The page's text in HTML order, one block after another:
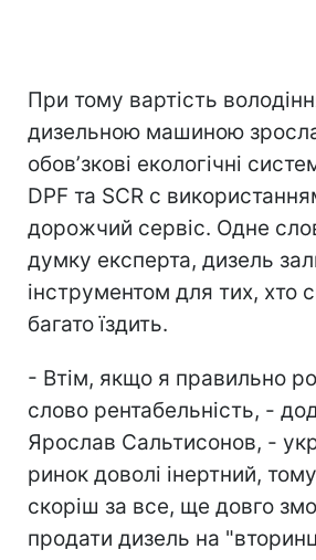
При тому вартість
дизельною машиною
обов’зкові екологічні
DPF та SCR с
дорожчий сервіс. Одне
думку експерта, дизель
інструментом для тих, хто
багато їздить.
- Втім, якщо я правильно
слово рентабельність, -
Ярослав Сальтисонов, -
ринок доволі інертний,
скоріш за все, ще довго
продати дизель на